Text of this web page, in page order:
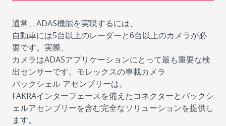
通常、ADAS機能を実現するには、
自動車には5台以上のレーダーと6台以上のカメラが必
要です。実際、
カメラはADASアプリケーションにとって最も重要な検
出センサーです。モレックスの車載カメラ
バックシェル アセンブリーは、
FAKRAインターフェースを備えたコネクターとバックシ
ェルアセンブリーを含む完全なソリューションを提供し
ます。